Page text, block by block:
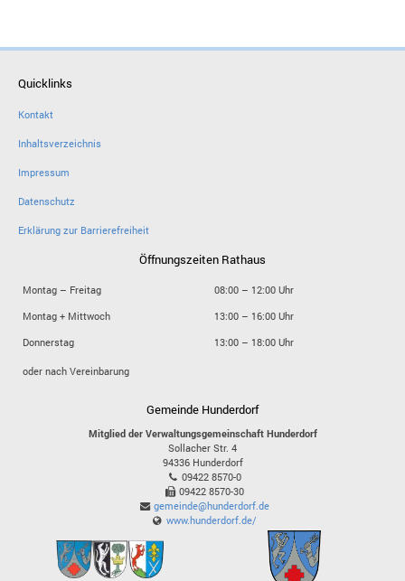
Quicklinks
Kontakt
Inhaltsverzeichnis
Impressum
Datenschutz
Erklärung zur Barrierefreiheit
Öffnungszeiten Rathaus
Montag – Freitag
08:00 – 12:00 Uhr
Montag + Mittwoch
13:00 – 16:00 Uhr
Donnerstag
13:00 – 18:00 Uhr
oder nach Vereinbarung
Gemeinde Hunderdorf
Mitglied der Verwaltungsgemeinschaft Hunderdorf
Sollacher Str. 4
94336 Hunderdorf
09422 8570-0
09422 8570-30
gemeinde@hunderdorf.de
www.hunderdorf.de/